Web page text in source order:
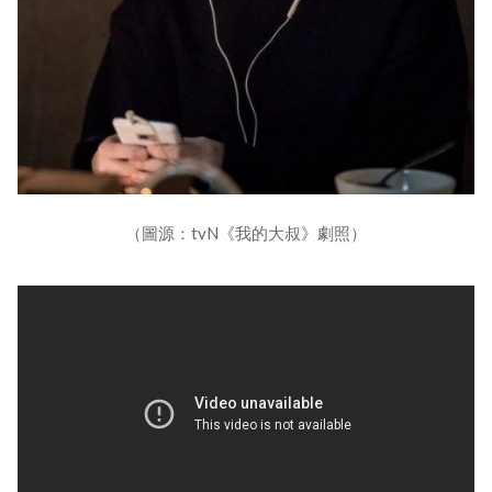
（圖源：tvN《我的大叔》劇照）